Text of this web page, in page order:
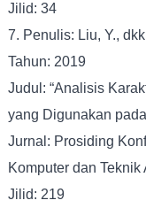
Jilid: 34
7. Penulis: Liu, Y.,
Tahun: 2019
Judul: “Analisis
yang Digunakan
Jurnal: Prosiding
Komputer dan Teknik
Jilid: 219